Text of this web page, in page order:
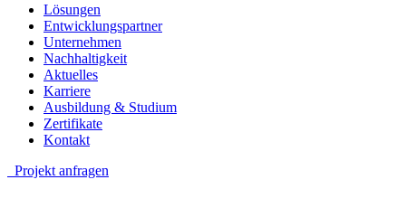
Lösungen
Entwicklungspartner
Unternehmen
Nachhaltigkeit
Aktuelles
Karriere
Ausbildung & Studium
Zertifikate
Kontakt
Projekt anfragen